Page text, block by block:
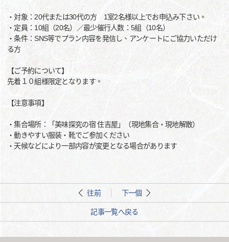
・対象：20代または30代の方 1室2名様以上でお申込み下さい。
・定員：10組（20名）／最少催行人数：5組（10名）
・条件：SNS等でプラン内容を発信し、アンケートにご協力いただけ
る方
【ご予約について】
先着１０組様限定となります。
【注意事項】
・集合場所：「美味探究の宿 住吉屋」（現地集合・現地解散）
・動きやすい服装・靴でご参加ください
・天候などにより一部内容が変更となる場合があります
往前 下一個
記事一覧へ戻る